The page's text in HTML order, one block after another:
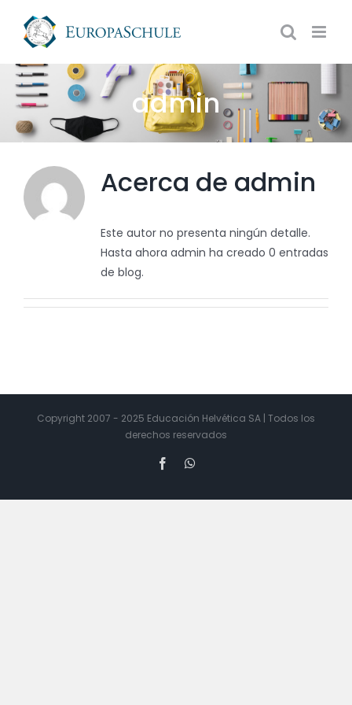
contenido
admin
Acerca de admin
Este autor no presenta ningún detalle.
Hasta ahora admin ha creado 0 entradas
de blog.
Copyright 2007 - 2025 Educación Helvética SA | Todos los
derechos reservados
Facebook